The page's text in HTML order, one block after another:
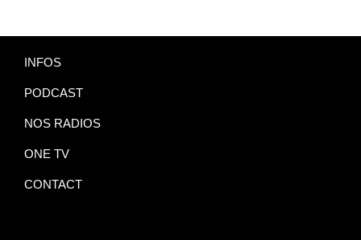
INFOS
PODCAST
NOS RADIOS
ONE TV
CONTACT